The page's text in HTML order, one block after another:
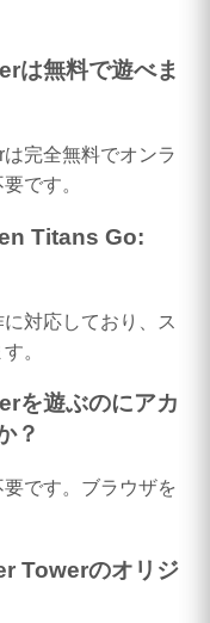
は無料で遊べま
完全無料でオンラ
です。
Titans Go:
対応しており、ス
。
を遊ぶのにアカ
？
です。ブラウザを
Towerのオリジ